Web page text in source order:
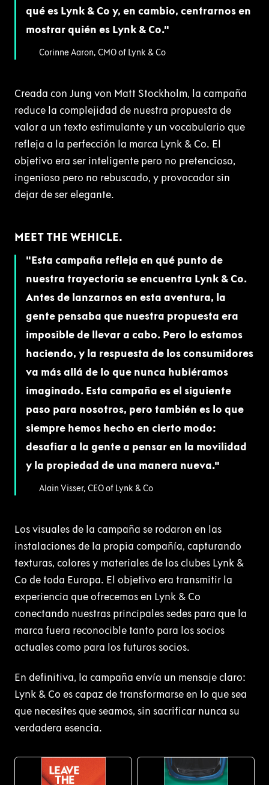
qué es Lynk & Co y, en cambio, centrarnos en
mostrar quién es Lynk & Co.
Corinne Aaron, CMO of Lynk & Co
Creada con Jung von Matt Stockholm, la campaña
reduce la complejidad de nuestra propuesta de
valor a un texto estimulante y un vocabulario que
refleja a la perfección la marca Lynk & Co. El
objetivo era ser inteligente pero no pretencioso,
ingenioso pero no rebuscado, y provocador sin
dejar de ser elegante.
MEET THE WEHICLE.
Esta campaña refleja en qué punto de
nuestra trayectoria se encuentra Lynk & Co.
Antes de lanzarnos en esta aventura, la
gente pensaba que nuestra propuesta era
imposible de llevar a cabo. Pero lo estamos
haciendo, y la respuesta de los consumidores
va más allá de lo que nunca hubiéramos
imaginado. Esta campaña es el siguiente
paso para nosotros, pero también es lo que
siempre hemos hecho en cierto modo:
desafiar a la gente a pensar en la movilidad
y la propiedad de una manera nueva.
Alain Visser, CEO of Lynk & Co
Los visuales de la campaña se rodaron en las
instalaciones de la propia compañía, capturando
texturas, colores y materiales de los clubes Lynk &
Co de toda Europa. El objetivo era transmitir la
experiencia que ofrecemos en Lynk & Co
conectando nuestras principales sedes para que la
marca fuera reconocible tanto para los socios
actuales como para los futuros socios.
En definitiva, la campaña envía un mensaje claro:
Lynk & Co es capaz de transformarse en lo que sea
que necesites que seamos, sin sacrificar nunca su
verdadera esencia.